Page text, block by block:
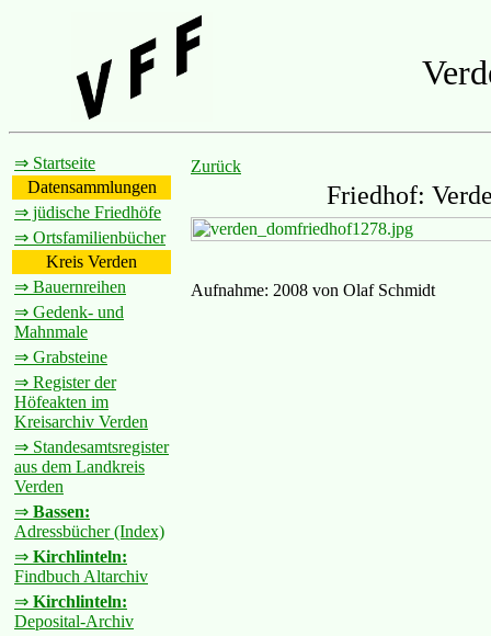
⇒ Startseite
Datensammlungen
⇒ jüdische Friedhöfe
⇒ Ortsfamilienbücher
Kreis Verden
⇒ Bauernreihen
⇒ Gedenk- und
Mahnmale
⇒ Grabsteine
⇒ Register der
Höfeakten im
Kreisarchiv Verden
⇒ Standesamtsregister
aus dem Landkreis
Verden
⇒ Bassen:
Adressbücher (Index)
⇒ Kirchlinteln:
Findbuch Altarchiv
⇒ Kirchlinteln:
Deposital-Archiv
Zurück
Friedhof:
Aufnahme: 2008 von Olaf Schmidt